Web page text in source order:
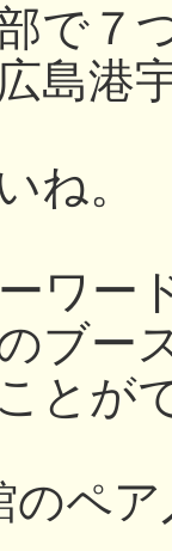
部
島港
ね。
ワー
ブー
とが
のペ